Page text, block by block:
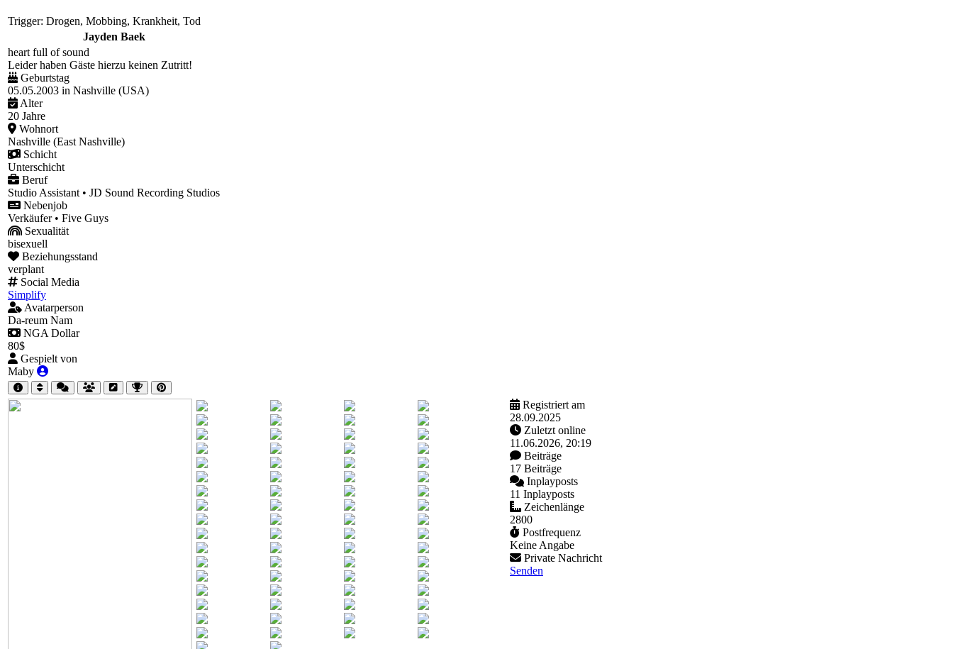
Trigger: Drogen, Mobbing, Krankheit, Tod
Jayden Baek
heart full of sound
Leider haben Gäste hierzu keinen Zutritt!
Geburtstag
05.05.2003 in Nashville (USA)
Alter
20 Jahre
Wohnort
Nashville (East Nashville)
Schicht
Unterschicht
Beruf
Studio Assistant • JD Sound Recording Studios
Nebenjob
Verkäufer • Five Guys
Sexualität
bisexuell
Beziehungsstand
verplant
Social Media
Simplify
Avatarperson
Da-reum Nam
NGA Dollar
80$
Gespielt von
Maby
Registriert am
28.09.2025
Zuletzt online
11.06.2026, 20:19
Beiträge
17 Beiträge
Inplayposts
11 Inplayposts
Zeichenlänge
2800
Postfrequenz
Keine Angabe
Private Nachricht
Senden